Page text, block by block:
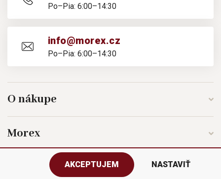
Po–Pia: 6:00–14:30
info@morex.cz
Po–Pia: 6:00–14:30
O nákupe
Morex
Sledujte nás
AKCEPTUJEM NASTAVIŤ